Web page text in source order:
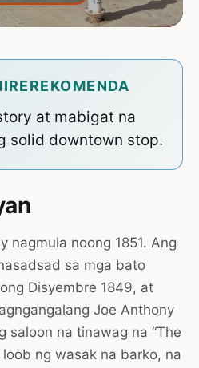
nagmula noong 1851. Ang
sa mga bato
Disyembre 1849, at
Joe Anthony
saloon na tinawag na “The
loob ng wasak na barko, na
at mabigat na
solid downtown stop.